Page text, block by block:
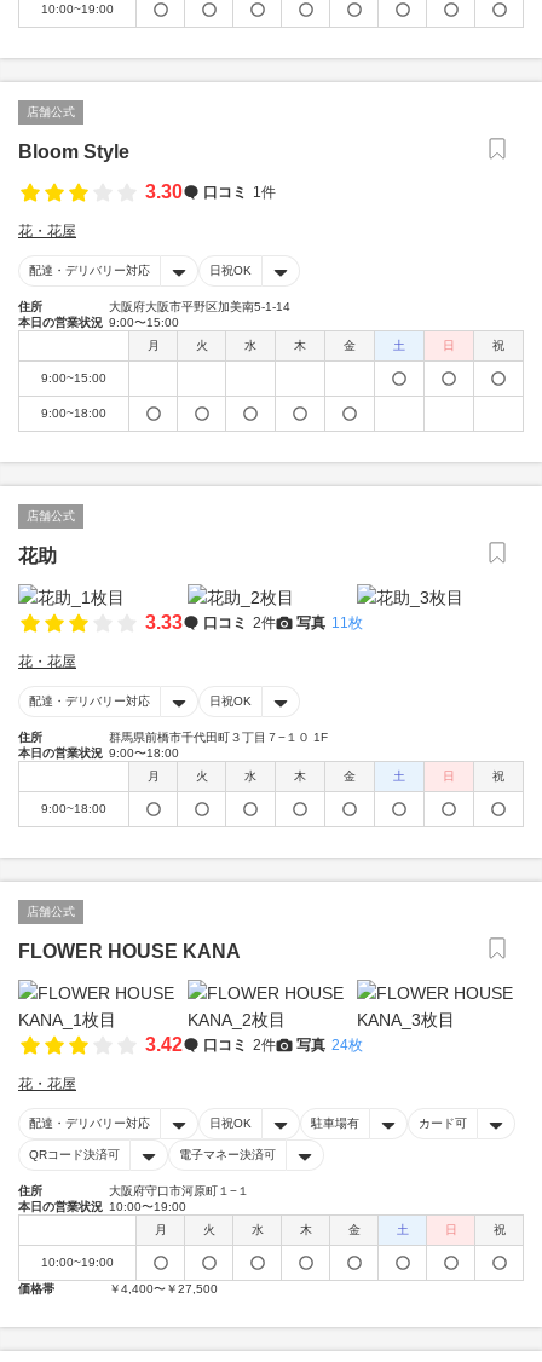
10:00~19:00
店舗公式
Bloom Style
3.30
口コミ 1件
花・花屋
配達・デリバリー対応 日祝OK
住所
大阪府大阪市平野区加美南5-1-14
本日の営業状況 9:00〜15:00
月
火 水 木 金 土 日 祝
9:00~15:00
9:00~18:00
店舗公式
花助
3.33 口コミ 2件 写真 11枚
花・花屋
配達・デリバリー対応 日祝OK
住所
群馬県前橋市千代田町３丁目７−１０ 1F
本日の営業状況 9:00〜18:00
月
火 水 木 金 土 日 祝
9:00~18:00
店舗公式
FLOWER HOUSE KANA
3.42 口コミ 2件 写真 24枚
花・花屋
配達・デリバリー対応 日祝OK 駐車場有 カード可
QRコード決済可 電子マネー決済可
住所
大阪府守口市河原町１−１
本日の営業状況 10:00〜19:00
月
火 水 木 金 土 日 祝
10:00~19:00
価格帯
￥4,400〜￥27,500